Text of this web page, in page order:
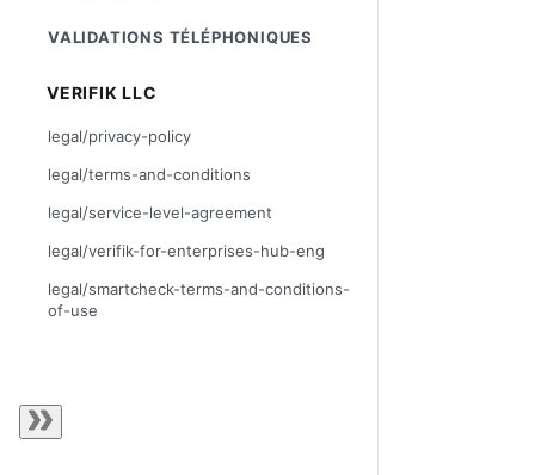
VALIDATIONS TÉLÉPHONIQUES
VERIFIK LLC
legal/privacy-policy
legal/terms-and-conditions
legal/service-level-agreement
legal/verifik-for-enterprises-hub-eng
legal/smartcheck-terms-and-conditions-
of-use